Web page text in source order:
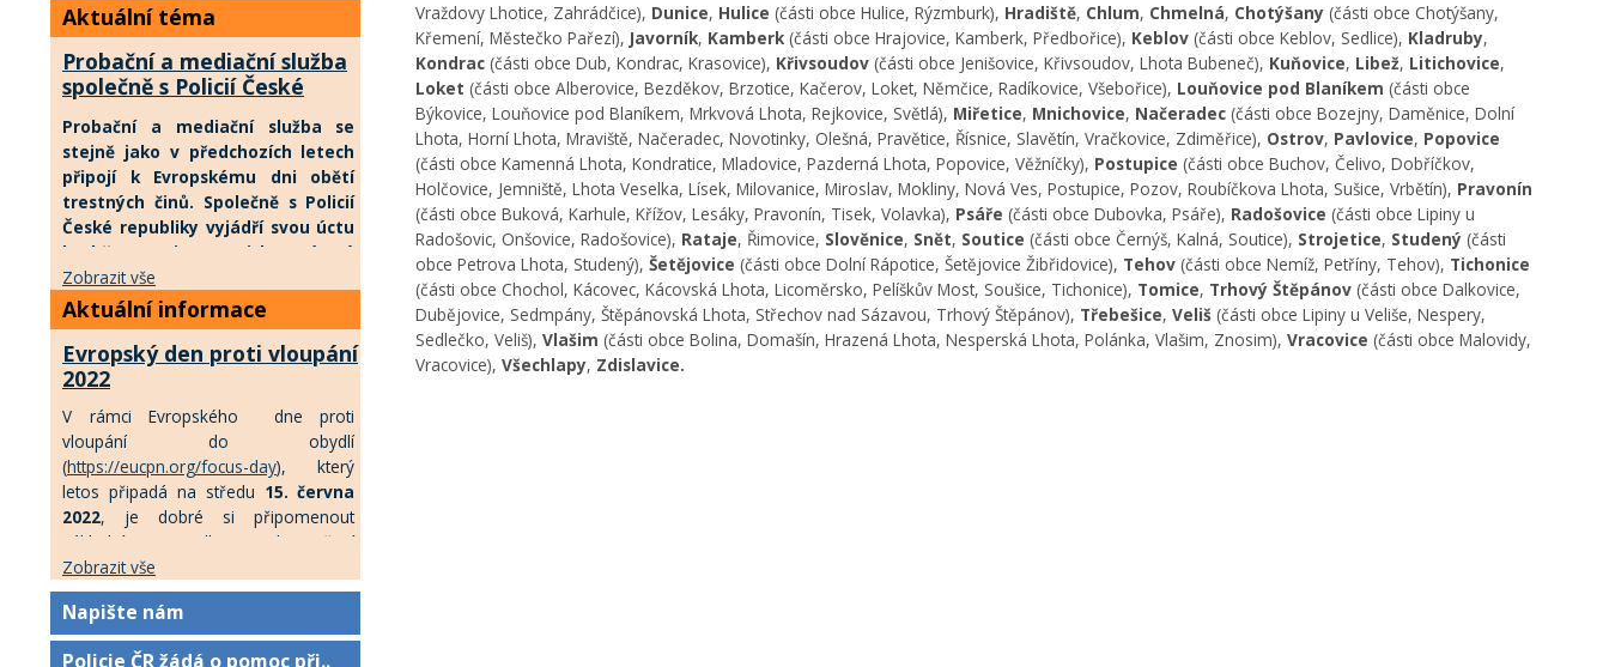
Aktuální téma
Probační a mediační služba
společně s Policií České
trestných činů
Probační a mediační služba se
stejně jako v předchozích letech
připojí k Evropskému dni obětí
trestných činů. Společně s Policií
České republiky vyjádří svou úctu
k obětem minutou ticha v úterý
22. února 2022 ve 12 hodin. Na
tento okamžik upozorní také
majáky policejních vozů, které se
rozsvítí před služebnami po celé
republice.
předchozích letech připojí k
Evropskému dni obětí trestných
činů. Společně s Policií České
republiky vyjádří svou úctu k
obětem minutou ticha v úterý 22.
okamžik upozorní také majáky
policejních vozů, které se rozsvítí
před služebnami po celé
republice.
Zobrazit vše
Aktuální informace
Evropský den proti vloupání
2022
V rámci Evropského dne proti
vloupání do obydlí
(https://eucpn.org/focus-day), který
letos připadá na středu 15. června
2022, je dobré si připomenout
základní pravidla zabezpečení
objektů, a to z těchto důvodů:
Podle dlouhodobých statistických
výstupů se pachatelé dostávají
do obydlí nejčastěji překonáním
Zobrazit vše
Napište nám
Policie ČR žádá o pomoc při..
Vraždovy Lhotice, Zahrádčice), Dunice, Hulice (části obce Hulice, Rýzmburk), Hradiště, Chlum, Chmelná, Chotýšany (části obce Chotýšany,
Křemení, Městečko Pařezí), Javorník, Kamberk (části obce Hrajovice, Kamberk, Předbořice), Keblov (části obce Keblov, Sedlice), Kladruby,
Kondrac (části obce Dub, Kondrac, Krasovice), Křivsoudov (části obce Jenišovice, Křivsoudov, Lhota Bubeneč), Kuňovice, Libež, Litichovice,
Loket (části obce Alberovice, Bezděkov, Brzotice, Kačerov, Loket, Němčice, Radíkovice, Všebořice), Louňovice pod Blaníkem (části obce
Býkovice, Louňovice pod Blaníkem, Mrkvová Lhota, Rejkovice, Světlá), Miřetice, Mnichovice, Načeradec (části obce Bozejny, Daměnice, Dolní
Lhota, Horní Lhota, Mraviště, Načeradec, Novotinky, Olešná, Pravětice, Řísnice, Slavětín, Vračkovice, Zdiměřice), Ostrov, Pavlovice, Popovice
(části obce Kamenná Lhota, Kondratice, Mladovice, Pazderná Lhota, Popovice, Věžníčky), Postupice (části obce Buchov, Čelivo, Dobříčkov,
Holčovice, Jemniště, Lhota Veselka, Lísek, Milovanice, Miroslav, Mokliny, Nová Ves, Postupice, Pozov, Roubíčkova Lhota, Sušice, Vrbětín), Pravonín
(části obce Buková, Karhule, Křížov, Lesáky, Pravonín, Tisek, Volavka), Psáře (části obce Dubovka, Psáře), Radošovice (části obce Lipiny u
Radošovic, Onšovice, Radošovice), Rataje, Řimovice, Slověnice, Snět, Soutice (části obce Černýš, Kalná, Soutice), Strojetice, Studený (části
obce Petrova Lhota, Studený), Šetějovice (části obce Dolní Rápotice, Šetějovice Žibřidovice), Tehov (části obce Nemíž, Petříny, Tehov), Tichonice
(části obce Chochol, Kácovec, Kácovská Lhota, Licoměrsko, Pelíškův Most, Soušice, Tichonice), Tomice, Trhový Štěpánov (části obce Dalkovice,
Dubějovice, Sedmpány, Štěpánovská Lhota, Střechov nad Sázavou, Trhový Štěpánov), Třebešice, Veliš (části obce Lipiny u Veliše, Nespery,
Sedlečko, Veliš), Vlašim (části obce Bolina, Domašín, Hrazená Lhota, Nesperská Lhota, Polánka, Vlašim, Znosim), Vracovice (části obce Malovidy,
Vracovice), Všechlapy, Zdislavice.